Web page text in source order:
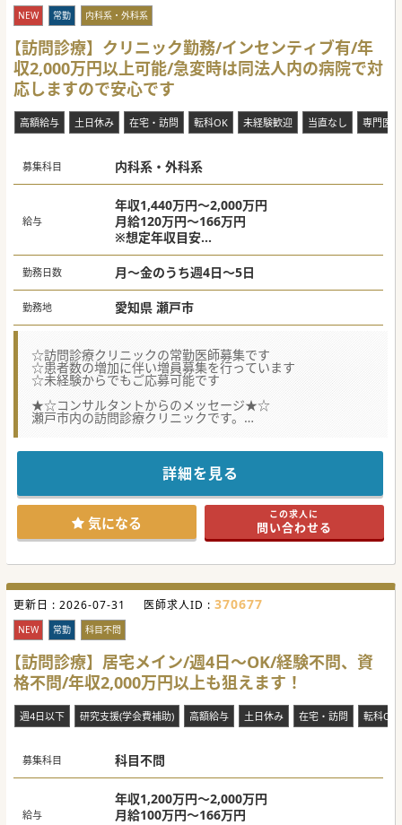
NEW 常勤 内科系・外科系
【訪問診療】クリニック勤務/インセンティブ有/年
収2,000万円以上可能/急変時は同法人内の病院で対
応しますので安心です
高額給与 土日休み 在宅・訪問 転科OK 未経験歓迎 当直なし 専門医
募集科目 内科系・外科系
給与
年収1,440万円～2,000万円
月給120万円～166万円
※想定年収目安
週4日：年収1,440万円～1,600万円
週4.5日：年収1,620万円～1,800万円
週5日：年収1,800万円～2,000万円
勤務日数 月～金のうち週4日～5日
勤務地 愛知県 瀬戸市
☆訪問診療クリニックの常勤医師募集です
☆患者数の増加に伴い増員募集を行っています
☆未経験からでもご応募可能です
★☆コンサルタントからのメッセージ★☆
瀬戸市内の訪問診療クリニックです。
在宅をメインに、チーム医療で診療を行っております。
し、プライベートも充実できるクリニックです。
ご興味がございましたらお気軽にお問い合わせください。
#秋入職可
詳細を見る
気になる この求人に
問い合わせる
更新日 : 2026-07-31 医師求人ID : 370677
NEW 常勤 科目不問
【訪問診療】居宅メイン/週4日～OK/経験不問、資
格不問/年収2,000万円以上も狙えます！
週4日以下 研究支援(学会費補助) 高額給与 土日休み 在宅・訪問 転科OK
募集科目 科目不問
給与
年収1,200万円～2,000万円
月給100万円～166万円